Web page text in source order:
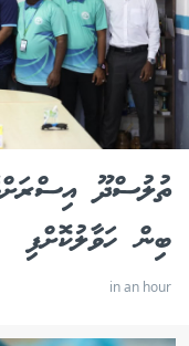
ތުލުސްދޫ
ބިން ހަވާލުކޮށްފި
in an hour